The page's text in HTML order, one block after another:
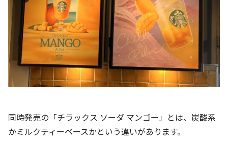
同時発売の「チラックス ソーダ マンゴー」とは、炭酸系
かミルクティーベースかという違いがあります。